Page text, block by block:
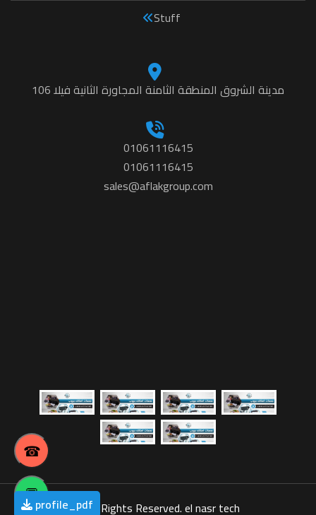
☎
💬profile_pdf
Stuff
مدينة الشروق المنطقة الثامنة المجاورة الثانية فيلا 106
01061116415
01061116415
sales@aflakgroup.com
All Rights Reserved. el nasr tech
©